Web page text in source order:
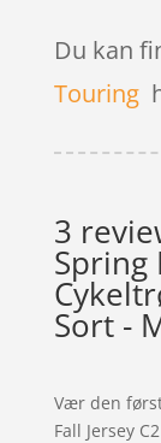
Du kan
Touring
3
Spring
Sort -
Vær den
Fall Jersey